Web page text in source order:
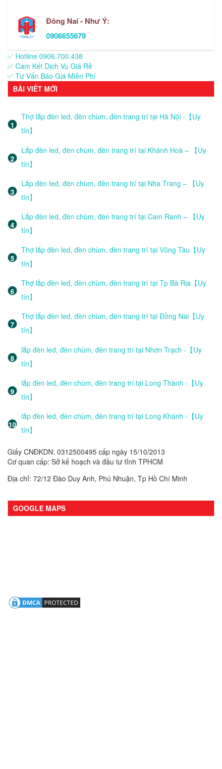
Đông Nai - Như Ý:
0906655679
✅ Hotline 0906.700.438
✅ Cam Kết Dịch Vụ Giá Rẻ
✅ Tư Vấn Báo Giá Miễn Phí
BÀI VIẾT MỚI
Thợ lắp đèn led, đèn chùm, đèn trang trí tại Hà Nội -【Uy
tín】
Lắp đèn led, đèn chùm, đèn trang trí tại Khánh Hoà – 【Uy
tín】
Lắp đèn led, đèn chùm, đèn trang trí tại Nha Trang – 【Uy
tín】
Lắp đèn led, đèn chùm, đèn trang trí tại Cam Ranh – 【Uy
tín】
Thợ lắp đèn led, đèn chùm, đèn trang trí tại Vũng Tàu【Uy
tín】
Thợ lắp đèn led, đèn chùm, đèn trang trí tại Tp Bà Rịa【Uy
tín】
Thợ lắp đèn led, đèn chùm, đèn trang trí tại Đồng Nai【Uy
tín】
lắp đèn led, đèn chùm, đèn trang trí tại Nhơn Trạch -【Uy
tín】
lắp đèn led, đèn chùm, đèn trang trí tại Long Thành -【Uy
tín】
lắp đèn led, đèn chùm, đèn trang trí tại Long Khánh -【Uy
tín】
Giấy CNĐKDN: 0312500495 cấp ngày 15/10/2013
Cơ quan cấp: Sở kế hoạch và đầu tư tỉnh TPHCM
Địa chỉ: 72/12 Đào Duy Anh, Phú Nhuận, Tp Hồ Chí Minh
GOOGLE MAPS